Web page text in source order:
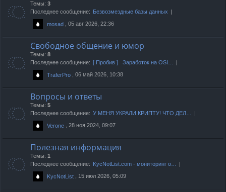
Темы: 3
Последнее сообщение: Безвозмездные базы данных
mosad , 05 авг 2026, 22:36
Свободное общение и юмор
Темы: 8
Последнее сообщение: [ Пробив ] Заработок на OSI…
TraferPro , 06 май 2026, 10:38
Вопросы и ответы
Темы: 5
Последнее сообщение: У МЕНЯ УКРАЛИ КРИПТУ! ЧТО ДЕЛ…
Verone , 28 ноя 2024, 09:07
Полезная информация
Темы: 1
Последнее сообщение: KycNotList.com - мониторинг о…
KycNotList , 15 июл 2026, 05:09